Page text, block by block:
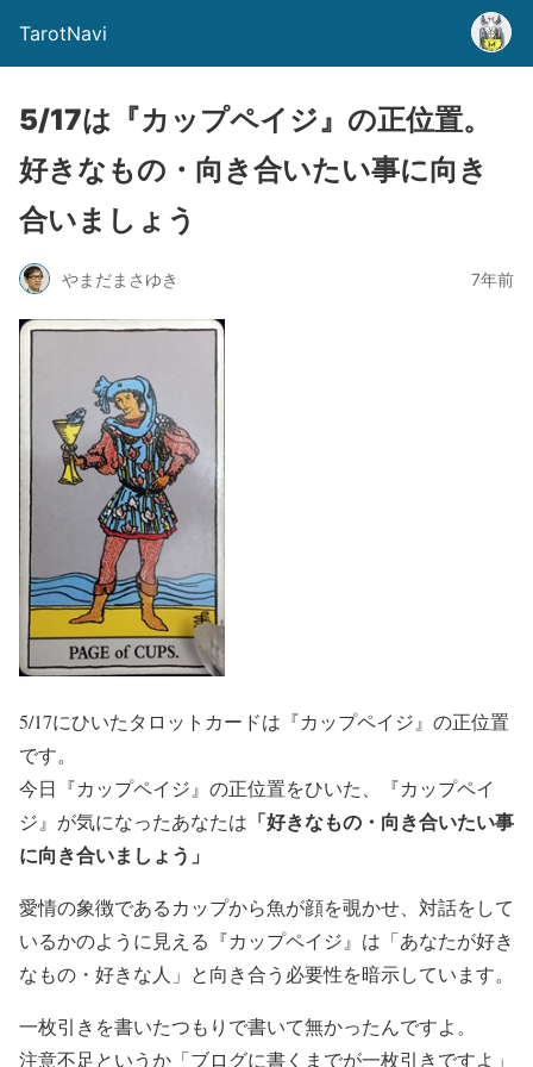
TarotNavi
5/17は『カップペイジ』の正位置。
好きなもの・向き合いたい事に向き
合いましょう
やまだまさゆき 7年前
5/17にひいたタロットカードは『カップペイジ』の正位置
です。
今日『カップペイジ』の正位置をひいた、『カップペイ
ジ』が気になったあなたは 「好きなもの・向き合いたい事
に向き合いましょう」
愛情の象徴であるカップから魚が顔を覗かせ、対話をして
いるかのように見える『カップペイジ』は「あなたが好き
なもの・好きな人」と向き合う必要性を暗示しています。
一枚引きを書いたつもりで書いて無かったんですよ。
注意不足というか「ブログに書くまでが一枚引きですよ」